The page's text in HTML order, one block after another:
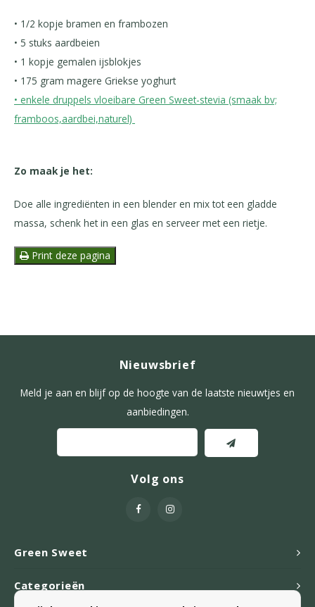
• 1/2 kopje bramen en frambozen
• 5 stuks aardbeien
• 1 kopje gemalen ijsblokjes
• 175 gram magere Griekse yoghurt
• enkele druppels vloeibare Green Sweet-stevia (smaak bv;
framboos,aardbei,naturel)
Zo maak je het:
Doe alle ingrediënten in een blender en mix tot een gladde
massa, schenk het in een glas en serveer met een rietje.
Print deze pagina
Green Sweet
Nieuwsbrief
Meld je aan en blijf op de hoogte van de laatste nieuwtjes en
aanbiedingen.
Volg ons
Categorieën